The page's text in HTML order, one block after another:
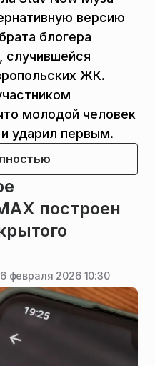
версию
блогера
случившейся
ЖК.
молодой человек
ударил первым.
построен
февраля 2026 10:30